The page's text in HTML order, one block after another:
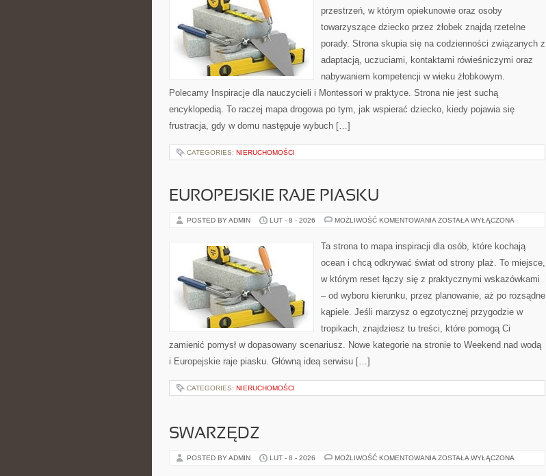
przestrzeń, w którym opiekunowie oraz osoby
towarzyszące dziecko przez żłobek znajdą rzetelne
porady. Strona skupia się na codzienności związanych z
adaptacją, uczuciami, kontaktami rówieśniczymi oraz
nabywaniem kompetencji w wieku żłobkowym.
Polecamy Inspiracje dla nauczycieli i Montessori w praktyce. Strona nie jest suchą
encyklopedią. To raczej mapa drogowa po tym, jak wspierać dziecko, kiedy pojawia się
frustracja, gdy w domu następuje wybuch […]
CATEGORIES: NIERUCHOMOŚCI
EUROPEJSKIE RAJE PIASKU
POSTED BY ADMIN LUT - 8 - 2026 MOŻLIWOŚĆ KOMENTOWANIA EUROPEJSKIE
ZOSTAŁA WYŁĄCZONA
Ta strona to mapa inspiracji dla osób, które kochają
ocean i chcą odkrywać świat od strony plaż. To miejsce,
w którym reset łączy się z praktycznymi wskazówkami
– od wyboru kierunku, przez planowanie, aż po rozsądne
kąpiele. Jeśli marzysz o egzotycznej przygodzie w
tropikach, znajdziesz tu treści, które pomogą Ci
zamienić pomysł w dopasowany scenariusz. Nowe kategorie na stronie to Weekend nad wodą
i Europejskie raje piasku. Główną ideą serwisu […]
CATEGORIES: NIERUCHOMOŚCI
SWARZĘDZ
POSTED BY ADMIN LUT - 8 - 2026 MOŻLIWOŚĆ KOMENTOWANIA SWARZĘDZ
ZOSTAŁA WYŁĄCZONA